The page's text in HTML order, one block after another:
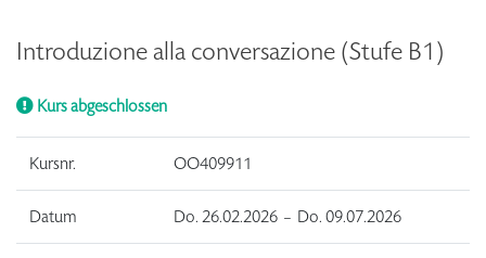
Introduzione alla conversazione (Stufe B1)
Kurs abgeschlossen
Kursnr. OO409911
Datum Do. 26.02.2026 – Do. 09.07.2026